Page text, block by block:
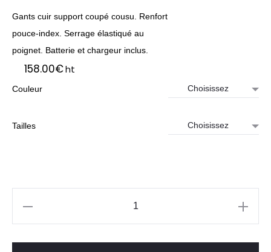
Gants cuir support coupé cousu. Renfort
pouce-index. Serrage élastiqué au
poignet. Batterie et chargeur inclus.
158.00€ht
Couleur
Tailles